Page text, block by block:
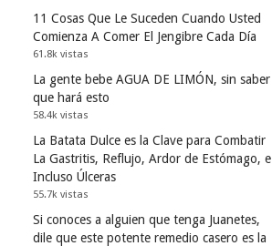
11 Cosas Que Le Suceden Cuando Usted
Comienza A Comer El Jengibre Cada Día
61.8k vistas
La gente bebe AGUA DE LIMÓN, sin saber
que hará esto
58.4k vistas
La Batata Dulce es la Clave para Combatir
La Gastritis, Reflujo, Ardor de Estómago, e
Incluso Úlceras
55.7k vistas
Si conoces a alguien que tenga Juanetes,
dile que este potente remedio casero es la